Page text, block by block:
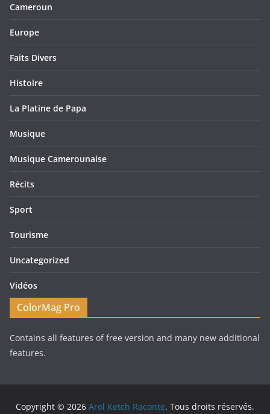
Cameroun
Europe
Faits Divers
Histoire
La Platine de Papa
Musique
Musique Camerounaise
Récits
Sport
Tourisme
Uncategorized
Vidéos
ColorMag Pro
Contains all features of free version and many new additional
features.
Copyright © 2026 Arol Ketch Raconte. Tous droits réservés.